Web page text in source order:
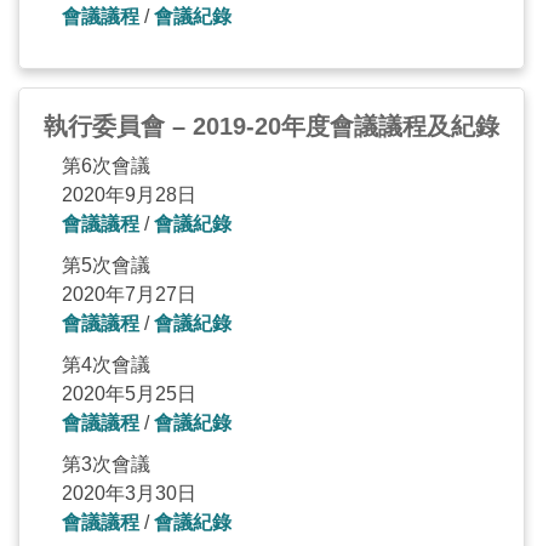
會議議程 /會議紀錄
執行委員會 – 2019-20年度會議議程及紀錄
第6次會議
2020年9月28日
會議議程 /會議紀錄
第5次會議
2020年7月27日
會議議程 /會議紀錄
第4次會議
2020年5月25日
會議議程 /會議紀錄
第3次會議
2020年3月30日
會議議程 /會議紀錄